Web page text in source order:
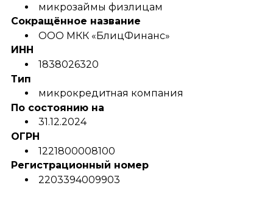
микрозаймы физлицам
Сокращённое название
ООО МКК «БлицФинанс»
ИНН
1838026320
Тип
микрокредитная компания
По состоянию на
31.12.2024
ОГРН
1221800008100
Регистрационный номер
2203394009903